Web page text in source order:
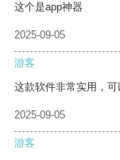
这个是app神器
2025-09-05
游客
这款软件非常实用，可
2025-09-05
游客